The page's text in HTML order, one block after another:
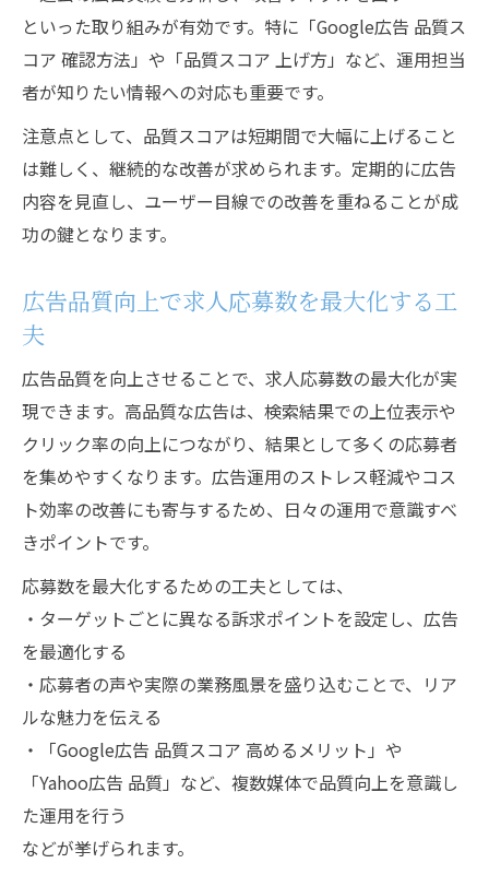
といった取り組みが有効です。特に「Google広告 品質ス
コア 確認方法」や「品質スコア 上げ方」など、運用担当
者が知りたい情報への対応も重要です。
注意点として、品質スコアは短期間で大幅に上げること
は難しく、継続的な改善が求められます。定期的に広告
内容を見直し、ユーザー目線での改善を重ねることが成
功の鍵となります。
広告品質向上で求人応募数を最大化する工
夫
広告品質を向上させることで、求人応募数の最大化が実
現できます。高品質な広告は、検索結果での上位表示や
クリック率の向上につながり、結果として多くの応募者
を集めやすくなります。広告運用のストレス軽減やコス
ト効率の改善にも寄与するため、日々の運用で意識すべ
きポイントです。
応募数を最大化するための工夫としては、
・ターゲットごとに異なる訴求ポイントを設定し、広告
を最適化する
・応募者の声や実際の業務風景を盛り込むことで、リア
ルな魅力を伝える
・「Google広告 品質スコア 高めるメリット」や
「Yahoo広告 品質」など、複数媒体で品質向上を意識し
た運用を行う
などが挙げられます。